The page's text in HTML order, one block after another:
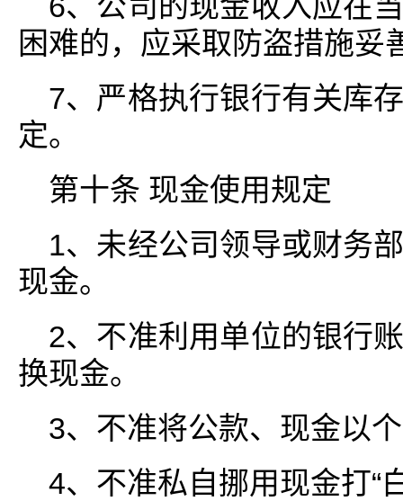
困难的，应采取防盗措施妥
7、严格执行银行有关库
定。
第十条 现金使用规定
1、未经公司领导或财务
现金。
2、不准利用单位的银行
换现金。
3、不准将公款、现金以
4、不准私自挪用现金打“